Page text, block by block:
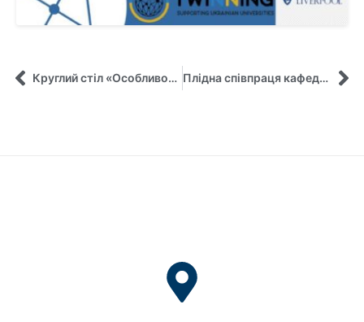
Круглий стіл «Особливості підготовки управлінських кадрів в умовах воєнного стану» Плідна співпраця кафедри управління з Університетом міста Ліверпуль триває